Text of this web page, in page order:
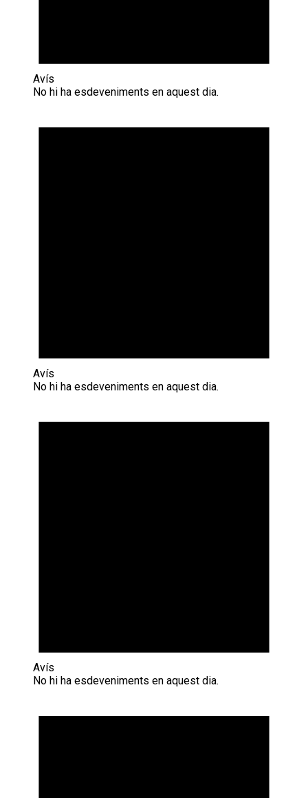
Avís
No hi ha esdeveniments en aquest dia.
Avís
No hi ha esdeveniments en aquest dia.
Avís
No hi ha esdeveniments en aquest dia.